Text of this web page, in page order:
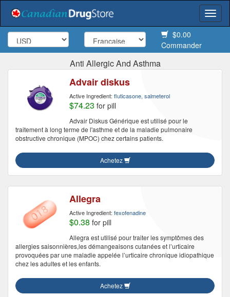
$0.00
Commander
Anti Allergic And Asthma
Advair diskus
Active Ingredient: fluticasone, salmeterol
$74.23 for pill
Advair Diskus Générique est utilisé pour le
traitement à long terme de l'asthme et de la maladie pulmonaire
obstructive chronique (MPOC) chez certains patients.
Achetez
Allegra
Active Ingredient: fexofenadine
$0.38 for pill
Allegra est utilisé pour traiter les symptômes des
allergies saisonnières,les démangeaisons cutanées et l’urticaire
provoquées par une maladie appelée l’urticaire chronique idiopathique
chez les adultes et les enfants.
Achetez